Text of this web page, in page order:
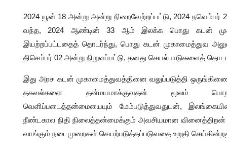
2024 யூன் 18 அன்று அன்று நிறைவேற்றப்பட்டு, 2024
வந்த, 2024 ஆண்டின் 33 ஆம் இலக்க பொது கடன்
இயற்றப்பட்டதைத் தொடர்ந்து, பொது கடன் முகாமைத்துவ
திசெம்பர் 02 அன்று நிறுவப்பட்டு, தனது செயல்பாடுகளைத்
இது அரச கடன் முகாமைத்துவத்தினை வலுப்படுத்தி
தகவல்களை தன்மயமாக்குவதன் மூலம்
வெளிப்படைத்தன்மையையும் மேம்படுத்துவதுடன்,
நீண்டகால நிதி நிலைத்தன்மைக்கும் அவசியமான
வாங்கும் நடைமுறைகள் செயற்படுத்தப்படுவதை உறுதி